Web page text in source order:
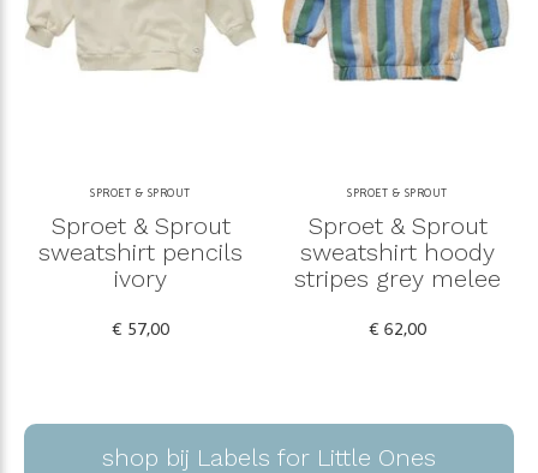
SPROET & SPROUT
Sproet & Sprout
sweatshirt pencils
ivory
€ 57,00
SPROET & SPROUT
Sproet & Sprout
sweatshirt hoody
stripes grey melee
€ 62,00
shop bij Labels for Little Ones